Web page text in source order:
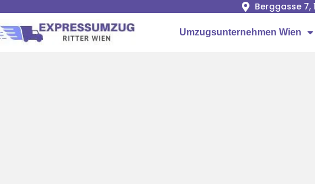
Berggasse 7,
Umzugsunternehmen Wien